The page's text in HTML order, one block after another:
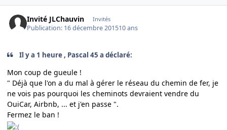
Invité JLChauvin Invités
Publication: 16 décembre 201510 ans
Il y a 1 heure , Pascal 45 a déclaré:
Mon coup de gueule !
" Déjà que l'on a du mal à gérer le réseau du chemin de fer, je
ne vois pas pourquoi les cheminots devraient vendre du
OuiCar, Airbnb, ... et j'en passe ".
Fermez le ban !